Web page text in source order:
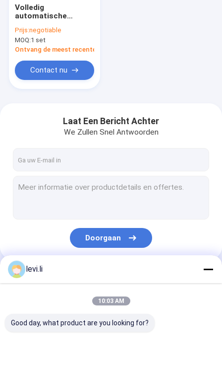
Fabrieksreis
Verzoek om een Citaat
Volledig
automatische
voor PP-PVC
Prijs:negotiable
MOQ:1 set
Ontvang de meest recente Prijs
Contact nu
Laat Een Bericht Achter
We Zullen Snel Antwoorden
Doorgaan
Onze Categorieën
levi.li
10:03 AM
Good day, what product are you looking for?